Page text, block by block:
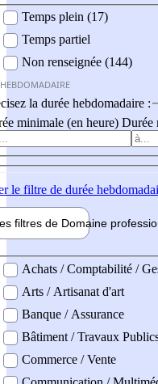
Temps plein (17)
Temps partiel
Non renseignée (144)
la durée hebdomadaire :
minimale (en heure) Durée
le filtre de durée
filtres de Domaine pro
professionel
Achats / Comptabilité /
Arts / Artisanat d'art
Banque / Assurance
Bâtiment / Travaux
Commerce / Vente